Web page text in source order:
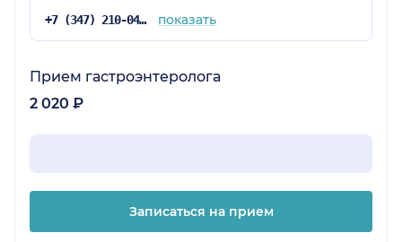
+7 (347) 210-04-96 показать
Прием гастроэнтеролога
2 020 ₽
Записаться на прием